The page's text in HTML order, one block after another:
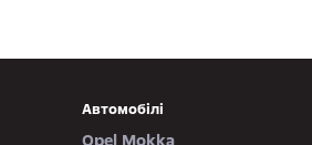
Автомобілі
Opel Mokka